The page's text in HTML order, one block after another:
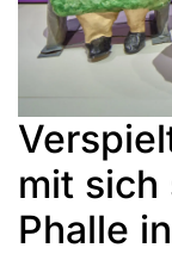
mit sich
Phalle